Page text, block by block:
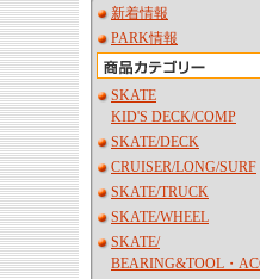
新着情報
PARK情報
SKATE
KID'S DECK/COMP
SKATE/DECK
CRUISER/LONG/SURF
SKATE/TRUCK
SKATE/WHEEL
SKATE/
BEARING&TOOL・